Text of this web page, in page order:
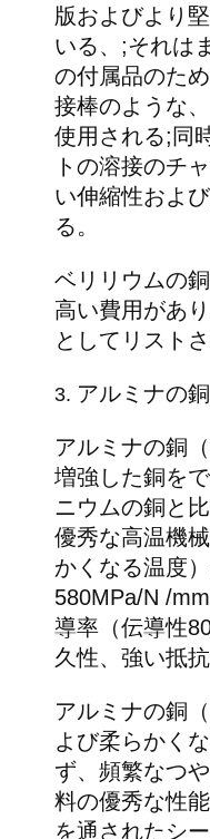
版およびより
いる、;それは
の付属品のた
接棒のような
使用される;同
トの溶接のチ
い伸縮性およ
る。
ベリリウムの
高い費用があ
としてリスト
3. アルミナの
アルミナの銅
増強した銅を
ニウムの銅と
優秀な高温機
かくなる温度
580MPa/N /
導率（伝導性
久性、強い抵
アルミナの銅
よび柔らかく
ず、頻繁なつ
料の優秀な性
を通されたシ